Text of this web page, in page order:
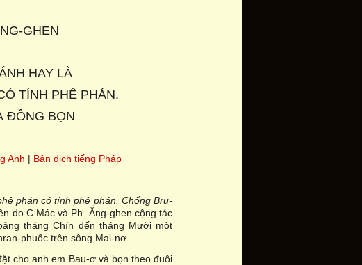
GHEN
HAY LÀ
TÍNH PHÊ PHÁN.
ĐỒNG BỌN
Anh | Bản dịch tiếng Pháp
phán có tính phê phán. Chống Bru-
do C.Mác và Ph. Ăng-ghen cộng tác
tháng Chín đến tháng Mười một
phuốc trên sông Mai-nơ.
cho anh em Bau-ơ và bọn theo đuôi